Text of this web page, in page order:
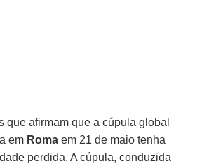
que afirmam que a cúpula global
em Roma em 21 de maio tenha
perdida. A cúpula, conduzida